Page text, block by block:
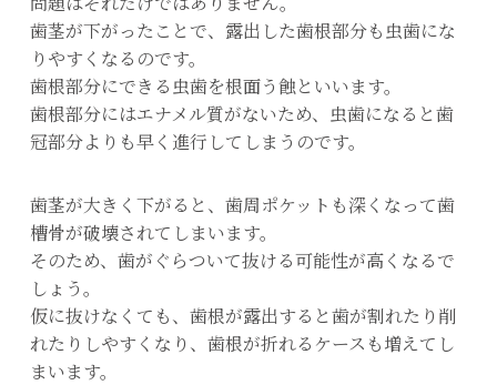
歯茎が下がったことで、露出した歯根部分も虫歯にな
りやすくなるのです。
歯根部分にできる虫歯を根面う蝕といいます。
歯根部分にはエナメル質がないため、虫歯になると歯
冠部分よりも早く進行してしまうのです。
歯茎が大きく下がると、歯周ポケットも深くなって歯
槽骨が破壊されてしまいます。
そのため、歯がぐらついて抜ける可能性が高くなるで
しょう。
仮に抜けなくても、歯根が露出すると歯が割れたり削
れたりしやすくなり、歯根が折れるケースも増えてし
まいます。